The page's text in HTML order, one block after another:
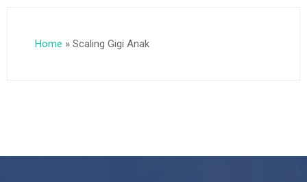
Home » Scaling Gigi Anak